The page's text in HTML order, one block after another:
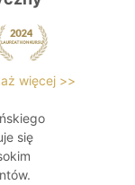
więcej >>
się